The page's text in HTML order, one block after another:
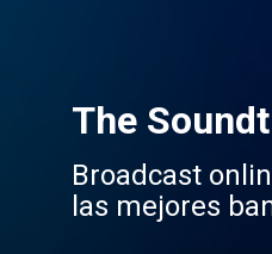
The
Broadcast
las mejores